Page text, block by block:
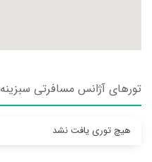
تورهای آژانس مسافرتی سبزينه
هیچ توری یافت نشد